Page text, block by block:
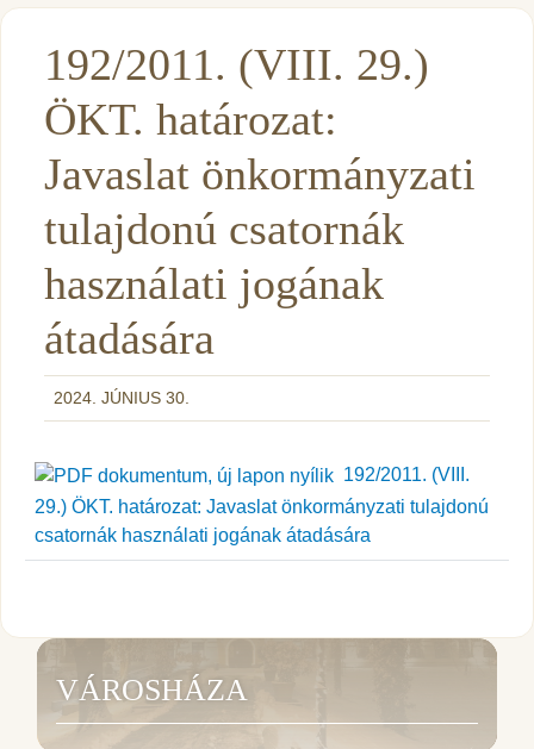
192/2011. (VIII. 29.)
ÖKT. határozat:
Javaslat önkormányzati
tulajdonú csatornák
használati jogának
átadására
2024. JÚNIUS 30.
192/2011. (VIII.
29.) ÖKT. határozat: Javaslat önkormányzati tulajdonú
csatornák használati jogának átadására
VÁROSHÁZA